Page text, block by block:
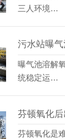
三人环境…
曝气池溶解
统稳定运…
芬顿氧化
芬顿氧化是